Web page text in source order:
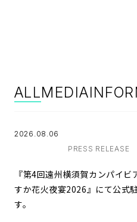
ALLMEDIA
2026.08.06
PRESS RELEASE
『第4回遠州横須賀カンパイ
すか花火夜宴2026』にて公式
す。
職種一覧